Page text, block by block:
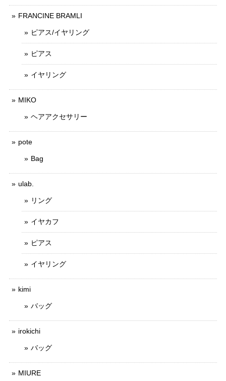
FRANCINE BRAMLI
ピアス/イヤリング
ピアス
イヤリング
MIKO
ヘアアクセサリー
pote
Bag
ulab.
リング
イヤカフ
ピアス
イヤリング
kimi
バッグ
irokichi
バッグ
MIURE